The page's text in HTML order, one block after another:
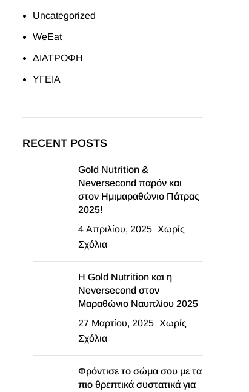
Uncategorized
WeEat
ΔΙΑΤΡΟΦΗ
ΥΓΕΙΑ
RECENT POSTS
Gold Nutrition &
Neversecond παρόν και
στον Ημιμαραθώνιο Πάτρας
2025!
4 Απριλίου, 2025 Χωρίς
Σχόλια
Η Gold Nutrition και η
Neversecond στον
Μαραθώνιο Ναυπλίου 2025
27 Μαρτίου, 2025 Χωρίς
Σχόλια
Φρόντισε το σώμα σου με τα
πιο θρεπτικά συστατικά για